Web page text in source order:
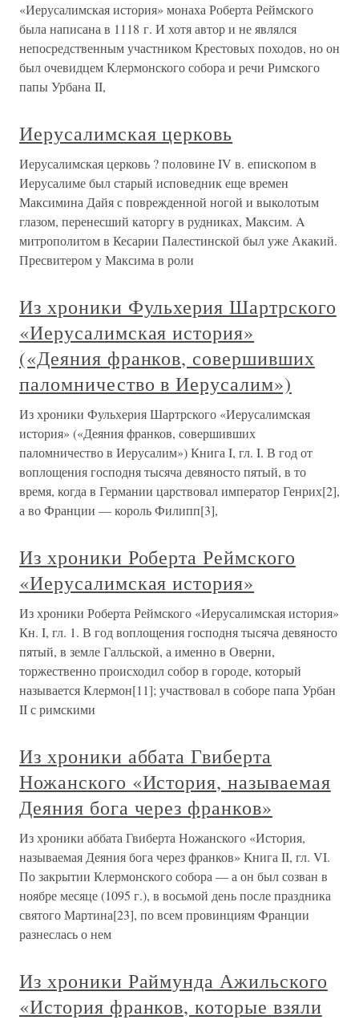
«Иерусалимская история» монаха Роберта Реймского
была написана в 1118 г. И хотя автор и не являлся
непосредственным участником Крестовых походов, но он
был очевидцем Клермонского собора и речи Римского
папы Урбана II,
Иерусалимская церковь
Иерусалимская церковь ? половине IV в. епископом в
Иерусалиме был старый исповедник еще времен
Максимина Дайя с поврежденной ногой и выколотым
глазом, перенесший каторгу в рудниках, Максим. A
митрополитом в Кесарии Палестинской был уже Акакий.
Пресвитером y Максима в роли
Из хроники Фульхерия Шартрского
«Иерусалимская история»
(«Деяния франков, совершивших
паломничество в Иерусалим»)
Из хроники Фульхерия Шартрского «Иерусалимская
история» («Деяния франков, совершивших
паломничество в Иерусалим») Книга I, гл. I. В год от
воплощения господня тысяча девяносто пятый, в то
время, когда в Германии царствовал император Генрих[2],
а во Франции — король Филипп[3],
Из хроники Роберта Реймского
«Иерусалимская история»
Из хроники Роберта Реймского «Иерусалимская история»
Кн. I, гл. 1. В год воплощения господня тысяча девяносто
пятый, в земле Галльской, а именно в Оверни,
торжественно происходил собор в городе, который
называется Клермон[11]; участвовал в соборе папа Урбан
II с римскими
Из хроники аббата Гвиберта
Ножанского «История, называемая
Деяния бога через франков»
Из хроники аббата Гвиберта Ножанского «История,
называемая Деяния бога через франков» Книга II, гл. VI.
По закрытии Клермонского собора — а он был созван в
ноябре месяце (1095 г.), в восьмой день после праздника
святого Мартина[23], по всем провинциям Франции
разнеслась о нем
Из хроники Раймунда Ажильского
«История франков, которые взяли